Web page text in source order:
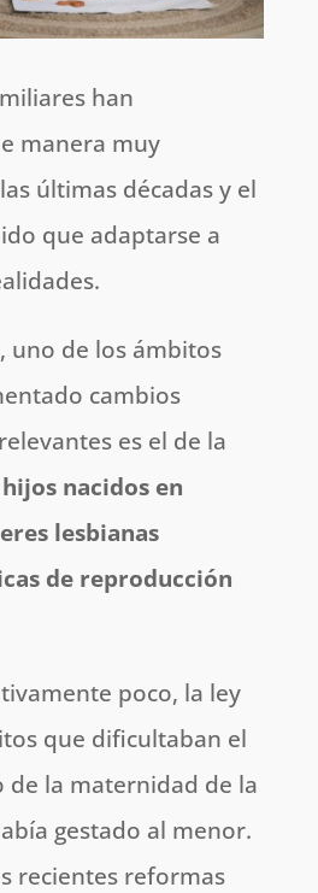
han
manera muy
últimas décadas y el
que adaptarse a
uno de los ámbitos
cambios
es el de la
nacidos en
lesbianas
de reproducción
poco, la ley
que dificultaban el
de la maternidad de la
gestado al menor.
recientes reformas